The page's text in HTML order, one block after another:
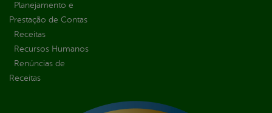
Planejamento e
Prestação de Contas
Receitas
Recursos Humanos
Renúncias de
Receitas